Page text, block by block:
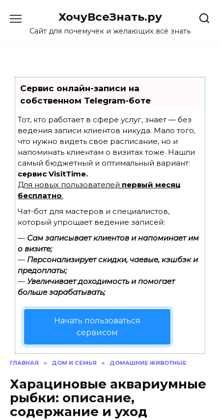
content
ХочуВсеЗнать.ру
Сайт для почемучек и желающих всё знать
Сервис онлайн-записи на
собственном Telegram-боте
Тот, кто работает в сфере услуг, знает — без
ведения записи клиентов никуда. Мало того,
что нужно видеть свое расписание, но и
напоминать клиентам о визитах тоже. Нашли
самый бюджетный и оптимальный вариант:
сервис VisitTime.
Для новых пользователей первый месяц
бесплатно.
Чат-бот для мастеров и специалистов,
который упрощает ведение записей:
— Сам записывает клиентов и напоминает им
о визите;
— Персонализирует скидки, чаевые, кэшбэк и
предоплаты;
— Увеличивает доходимость и помогает
больше зарабатывать;
Начать пользоваться
сервисом
ГЛАВНАЯ » ДОМ И СЕМЬЯ » ДОМАШНИЕ ЖИВОТНЫЕ
Харациновые аквариумные
рыбки: описание,
содержание и уход